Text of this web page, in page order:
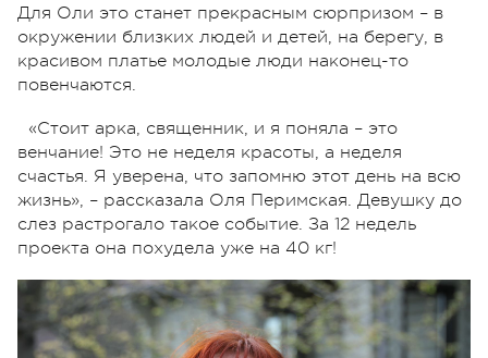
Для Оли это станет прекрасным сюрпризом – в
окружении близких людей и детей, на берегу, в
красивом платье молодые люди наконец-то
повенчаются.
«Стоит арка, священник, и я поняла – это
венчание! Это не неделя красоты, а неделя
счастья. Я уверена, что запомню этот день на всю
жизнь», – рассказала Оля Перимская. Девушку до
слез растрогало такое событие. За 12 недель
проекта она похудела уже на 40 кг!